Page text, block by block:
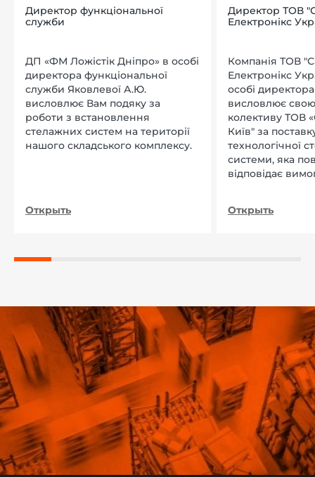
Директор функціональної
служби
ДП «ФМ Ложістік Дніпро» в особі
директора функціональної
служби Яковлевої А.Ю.
висловлює Вам подяку за
роботи з встановлення
стелажних систем на території
нашого складського комплексу.
Открыть
Директор ТОВ
Електронікс
Компанія ТОВ
Електронікс
особі
висловлює
колективу ТОВ
Київ" за
технологічної
системи, яка
відповідає
Открыть